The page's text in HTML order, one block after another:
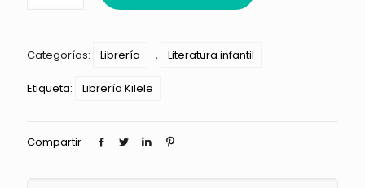
Categorías: Librería , Literatura infantil
Etiqueta: Librería Kilele
Compartir